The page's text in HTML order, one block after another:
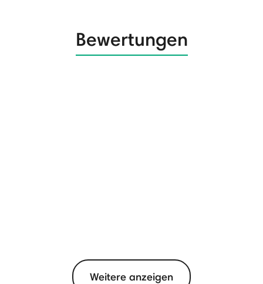
Bewertungen
Weitere anzeigen